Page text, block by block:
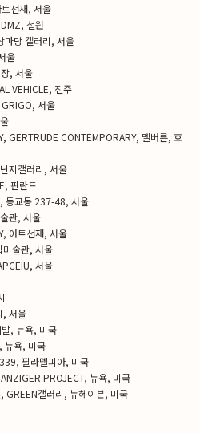
선재, 서울
철원
당 갤러리, 서울
울
, 서울
VEHICLE, 진주
서울
GERTRUDE CONTEMPORARY, 멜버른, 호
지갤러리, 서울
핀란드
동교동 237-48, 서울
관, 서울
아트선재, 서울
술관, 서울
서울
, 서울
, 뉴욕, 미국
뉴욕, 미국
필라델피아, 미국
PROJECT, 뉴욕, 미국
GREEN갤러리, 뉴헤이븐, 미국